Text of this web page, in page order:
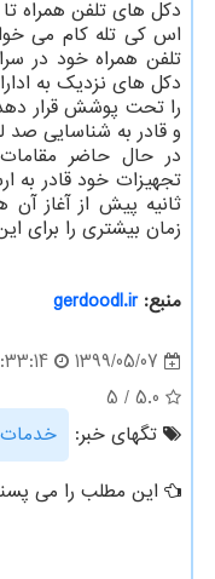
دکل های تلفن همراه تا سال ۲۰۲۱ به طول
تلفن همراه خود در
دکل های نزدیک به
و قادر به شناسایی صد
در حال حاضر
ثانیه پیش از آغاز
زمان بیشتری را برای
منبع:gerdoodl.ir
1399/05/07
5.0
/
5
تگهای خبر:
خدمات
این مطلب را می